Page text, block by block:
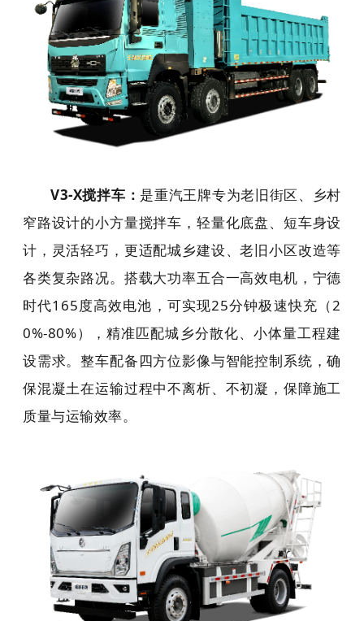
V3-X搅拌车 ： 是重汽王牌专为老旧街区、乡村
窄路设计的小方量搅拌车，轻量化底盘、短车身设
计，灵活轻巧，更适配城乡建设、老旧小区改造等
各类复杂路况。搭载大功率五合一高效电机，宁德
时代165度高效电池，可实现25分钟极速快充（2
0%-80%），精准匹配城乡分散化、小体量工程建
设需求。整车配备四方位影像与智能控制系统，确
保混凝土在运输过程中不离析、不初凝，保障施工
质量与运输效率。